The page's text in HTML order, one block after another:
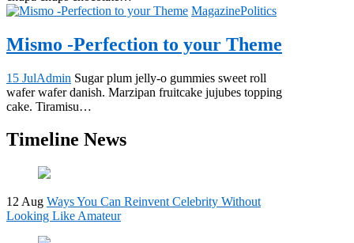
MagazinePolitics
Mismo -Perfection to your Theme
15 JulAdmin Sugar plum jelly-o gummies sweet roll
wafer wafer danish. Marzipan fruitcake jujubes topping
cake. Tiramisu…
Timeline News
12 Aug Ways You Can Reinvent Celebrity Without
Looking Like Amateur